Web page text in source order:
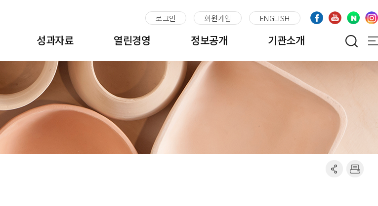
로그인 회원가입 ENGLISH
성과자료 열린경영 정보공개 기관소개